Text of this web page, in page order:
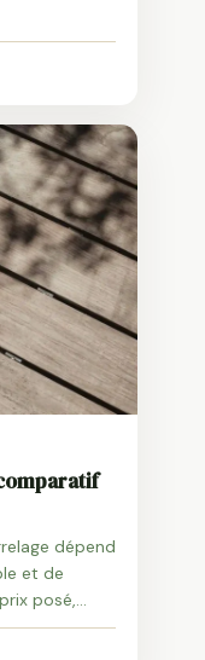
dépend
et de
posé,
par profil.